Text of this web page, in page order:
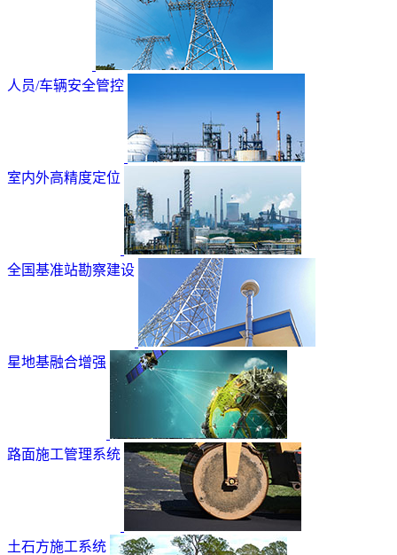
人员/车辆安全管控
室内外高精度定位
全国基准站勘察建设
星地基融合增强
路面施工管理系统
土石方施工系统